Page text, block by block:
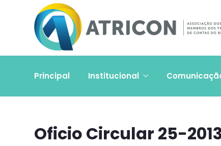
Principal Institucional
Oficio Circular 25-